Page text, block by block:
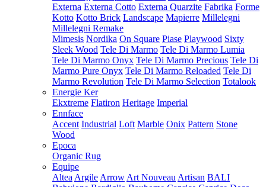
Externa Externa Cotto Externa Quarzite Fabrika Forme
Kotto Kotto Brick Landscape Mapierre Millelegni
Millelegni Remake
Mimesis Nordika On Square Piase Playwood Sixty
Sleek Wood Tele Di Marmo Tele Di Marmo Lumia
Tele Di Marmo Onyx Tele Di Marmo Precious Tele Di
Marmo Pure Onyx Tele Di Marmo Reloaded Tele Di
Marmo Revolution Tele Di Marmo Selection Totalook
Energie Ker
Ekxtreme Flatiron Heritage Imperial
Ennface
Accent Industrial Loft Marble Onix Pattern Stone
Wood
Epoca
Organic Rug
Equipe
Altea Argile Arrow Art Nouveau Artisan BALI